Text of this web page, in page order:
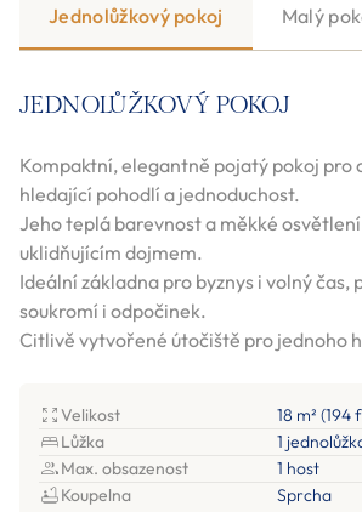
Jednolůžkový pokoj Malý
JEDNOLŮŽKOVÝ POKOJ
Kompaktní, elegantně pojatý pokoj pro
hledající pohodlí a jednoduchost.
Jeho teplá barevnost a měkké
uklidňujícím dojmem.
Ideální základna pro byznys i volný čas,
soukromí i odpočinek.
Citlivě vytvořené útočiště pro jednoho
Velikost
18 m² (194
Lůžka
1
Max. obsazenost
1 host
Koupelna
Sprcha